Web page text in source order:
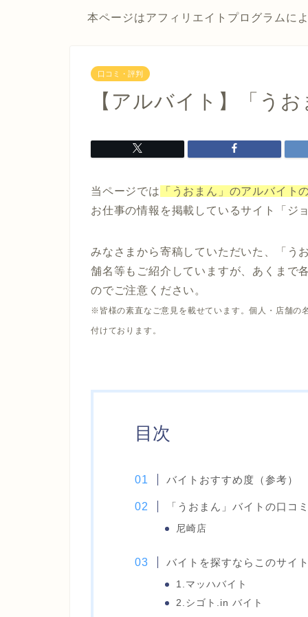
本ページはアフィリエイトプログラムに
口コミ・評判
【アルバイト】「う
当ページでは
「うおまん」のアルバイト
お仕事の情報を掲載しているサイト「ジ
みなさまから寄稿していただいた、「う
舗名等もご紹介していますが、あくまで
のでご注意ください。
※皆様の素直なご意見を載せています。個人・店舗の
付けております。
目次
バイトおすすめ度（参考）
「うおまん」バイトの口コ
尼崎店
バイトを探すならこのサイ
1.マッハバイト
2.シゴト.in バイト